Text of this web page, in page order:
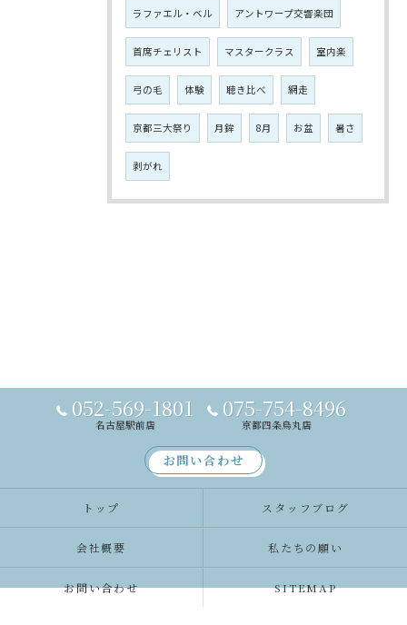
ラファエル・ベル アントワープ交響楽団
首席チェリスト マスタークラス 室内楽
弓の毛 体験 聴き比べ 網走
京都三大祭り 月鉾 8月 お盆 暑さ
剥がれ
052-569-1801
名古屋駅前店
075-754-8496
京都四条烏丸店
お問い合わせ
トップ スタッフブログ
会社概要 私たちの願い
お問い合わせ SITEMAP